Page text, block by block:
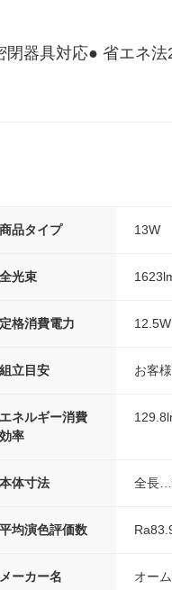
器具対応● 省エネ
商品タイプ 13W
全光束
定格消費電力 12.5W
組立目安 お客
エネルギー消費
効率
本体寸法 全長
平均演色評価数
メーカー名 オー